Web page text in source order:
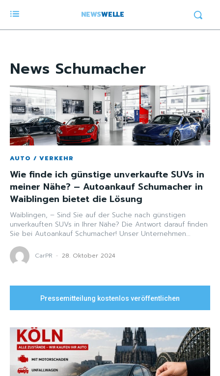
NEWSWELLE
News Schumacher
AUTO / VERKEHR
Wie finde ich günstige unverkaufte SUVs in
meiner Nähe? – Autoankauf Schumacher in
Waiblingen bietet die Lösung
Waiblingen, – Sind Sie auf der Suche nach günstigen
unverkauften SUVs in Ihrer Nähe? Die Antwort darauf finden
Sie bei Autoankauf Schumacher! Unser Unternehmen...
CarPR - 28. Oktober 2024
Pressemitteilung kostenlos veröffentlichen